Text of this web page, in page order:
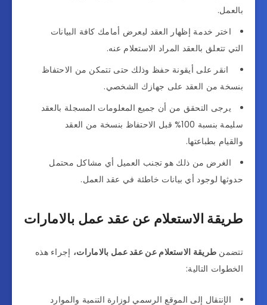
بالعمل.
اختر خدمة إظهار العقد ليعرض أمامك كافة البيانات
التي تتعلق بالعقد المراد الاستعلام عنه.
انقر على أيقونة حفظ وذلك حتى تتمكن من الاحتفاظ
بنسخة من العقد على جهازك الشخصي.
يرجى التحقق من أن جميع المعلومات المسجلة بالعقد
سليمة بنسبة 100% قبل الاحتفاظ بنسخة من العقد
والقيام بطباعتها.
الغرض من ذلك هو تجنب العميل أي مشاكل محتمل
حدوثها لوجود أي بيانات خاطئة في عقد العمل.
طريقة الاستعلام عن عقد عمل بالامارات
تتضمن طريقة الاستعلام عن عقد عمل بالامارات، إجراء هذه
الخطوات التالية:
الإنتقال إلى الموقع الرسمي لوزارة التنمية والموارد